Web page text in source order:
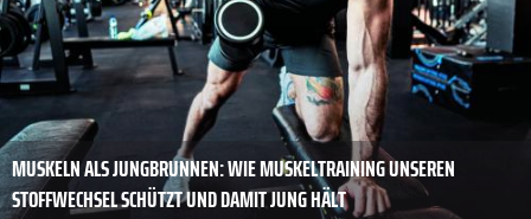
MUSKELN ALS JUNGBRUNNEN: WIE MUSKELTRAINING UNSEREN
STOFFWECHSEL SCHÜTZT UND DAMIT JUNG HÄLT